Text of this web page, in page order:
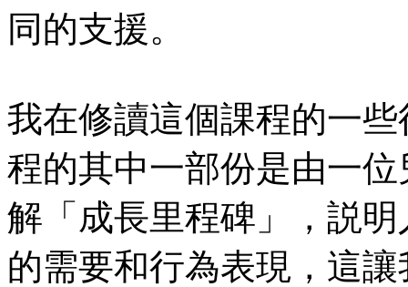
同的支援。
我在修讀這個課程的一
程的其中一部份是由一
解「成長里程碑」，説
的需要和行為表現，這